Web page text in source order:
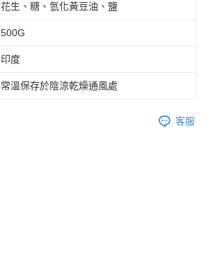
花生、糖、氫化黃豆油、鹽
500G
印度
常溫保存於陰涼乾燥通風處
客服